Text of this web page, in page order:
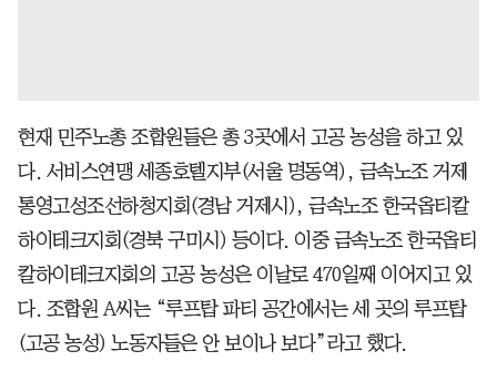
현재 민주노총 조합원들은 총 3곳에서 고공 농성을 하고 있
다. 서비스연맹 세종호텔지부(서울 명동역), 금속노조 거제
통영고성조선하청지회(경남 거제시), 금속노조 한국옵티칼
하이테크지회(경북 구미시) 등이다. 이중 금속노조 한국옵티
칼하이테크지회의 고공 농성은 이날로 470일째 이어지고 있
다. 조합원 A씨는 “루프탑 파티 공간에서는 세 곳의 루프탑
(고공 농성) 노동자들은 안 보이나 보다”라고 했다.